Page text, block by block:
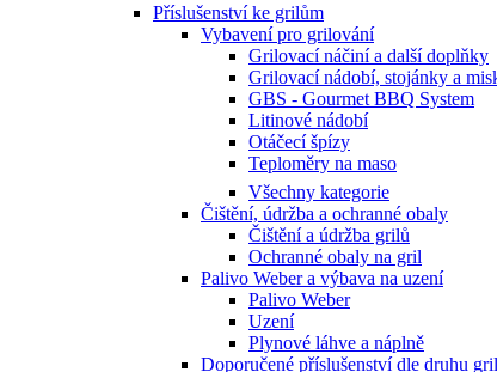
Příslušenství ke grilům
Vybavení pro grilování
Grilovací náčiní a další doplňky
Grilovací nádobí, stojánky a
GBS - Gourmet BBQ System
Litinové nádobí
Otáčecí špízy
Teploměry na maso
Všechny kategorie
Čištění, údržba a ochranné obaly
Čištění a údržba grilů
Ochranné obaly na gril
Palivo Weber a výbava na uzení
Palivo Weber
Uzení
Plynové láhve a náplně
Doporučené příslušenství dle druhu